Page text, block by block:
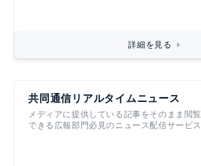
詳細を見る
共同通信リアルタイムニュース
メディアに提供している記事をそのまま閲覧
できる広報部門必見のニュース配信サービス